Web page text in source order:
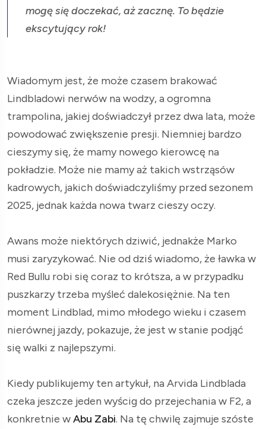
mogę się doczekać, aż zacznę. To będzie
ekscytujący rok!
Wiadomym jest, że może czasem brakować
Lindbladowi nerwów na wodzy, a ogromna
trampolina, jakiej doświadczył przez dwa lata, może
powodować zwiększenie presji. Niemniej bardzo
cieszymy się, że mamy nowego kierowcę na
pokładzie. Może nie mamy aż takich wstrząsów
kadrowych, jakich doświadczyliśmy przed sezonem
2025, jednak każda nowa twarz cieszy oczy.
Awans może niektórych dziwić, jednakże Marko
musi zaryzykować. Nie od dziś wiadomo, że ławka w
Red Bullu robi się coraz to krótsza, a w przypadku
puszkarzy trzeba myśleć dalekosiężnie. Na ten
moment Lindblad, mimo młodego wieku i czasem
nierównej jazdy, pokazuje, że jest w stanie podjąć
się walki z najlepszymi.
Kiedy publikujemy ten artykuł, na Arvida Lindblada
czeka jeszcze jeden wyścig do przejechania w F2, a
konkretnie wAbu Zabi. Na tę chwilę zajmuje szóste